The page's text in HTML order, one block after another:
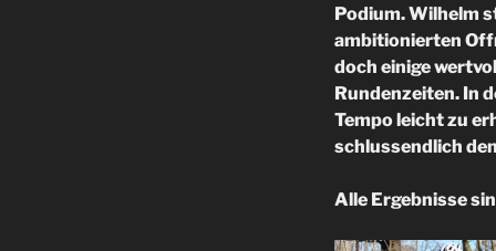
Podium. Wilhelm
ambitionierten
doch einige
Rundenzeiten. In
Tempo leicht zu
schlussendlich
Alle Ergebnisse